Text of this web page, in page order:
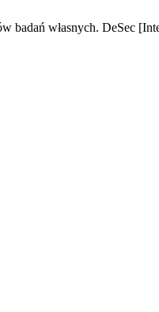
badań własnych. DeSec